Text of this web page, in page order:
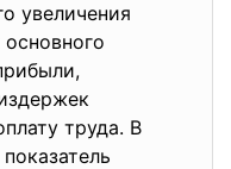
увеличения
труда. В